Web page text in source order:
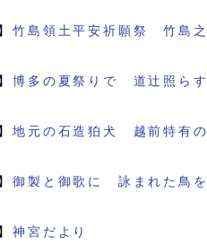
竹島領土平安祈願祭 竹島
博多の夏祭りで 道辻照ら
地元の石造狛犬 越前特有
御製と御歌に 詠まれた鳥
神宮だより